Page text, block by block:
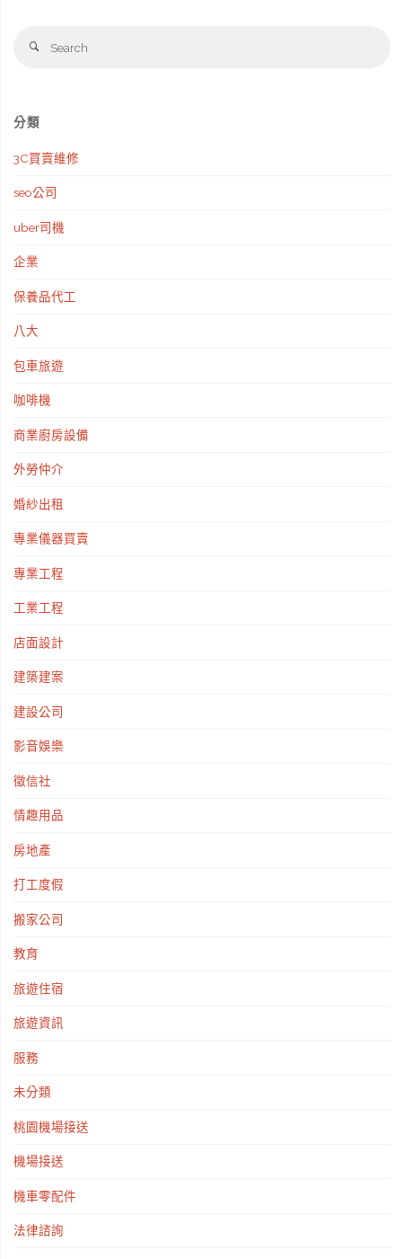
Search
分類
3C買賣維修
seo公司
uber司機
企業
保養品代工
八大
包車旅遊
咖啡機
商業廚房設備
外勞仲介
婚紗出租
專業儀器買賣
專業工程
工業工程
店面設計
建築建案
建設公司
影音娛樂
徵信社
情趣用品
房地產
打工度假
搬家公司
教育
旅遊住宿
旅遊資訊
服務
未分類
桃園機場接送
機場接送
機車零配件
法律諮詢